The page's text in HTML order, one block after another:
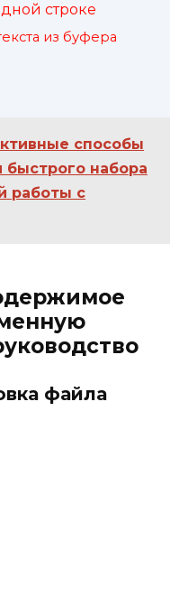
строке
из буфера
способы
набора
работы с
файла